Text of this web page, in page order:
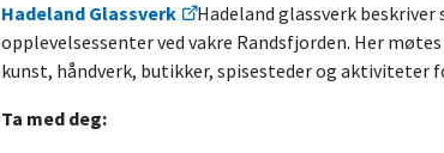
Hadeland Glassverk
Hadeland glassverk beskriver
opplevelsessenter ved vakre Randsfjorden. Her
kunst, håndverk, butikker, spisesteder og aktiviteter
Ta med deg: